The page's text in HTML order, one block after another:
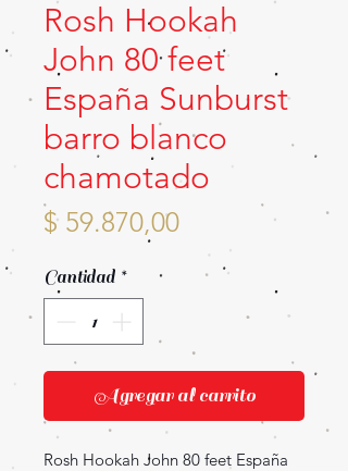
Rosh Hookah
John 80 feet
España Sunburst
barro blanco
chamotado
$ 59.870,00Precio
Cantidad *
Agregar al carrito
Rosh Hookah John 80 feet España